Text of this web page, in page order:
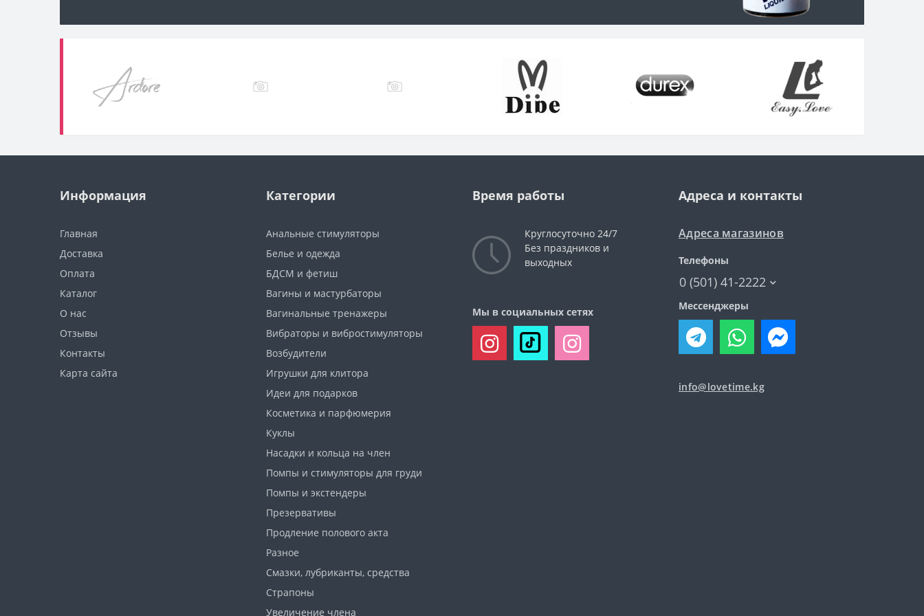
Информация
Главная
Доставка
Оплата
Каталог
О нас
Отзывы
Контакты
Карта сайта
Категории
Анальные стимуляторы
Белье и одежда
БДСМ и фетиш
Вагины и мастурбаторы
Вагинальные тренажеры
Вибраторы и вибростимуляторы
Возбудители
Игрушки для клитора
Идеи для подарков
Косметика и парфюмерия
Куклы
Насадки и кольца на член
Помпы и стимуляторы для груди
Помпы и экстендеры
Презервативы
Продление полового акта
Разное
Смазки, лубриканты, средства
Страпоны
Увеличение члена
Время работы
Круглосуточно 24/7
Без праздников и
выходных
Мы в социальных сетях
Адреса и контакты
Адреса магазинов
Телефоны
0 (501) 41-2222
Мессенджеры
info@lovetime.kg